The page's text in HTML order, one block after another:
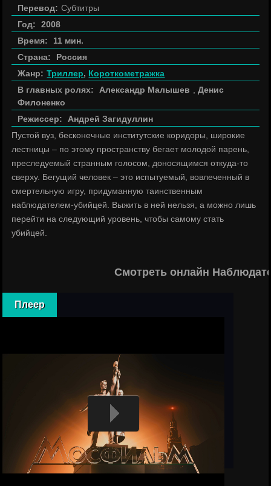
Перевод: Субтитры
Год:
2008
Время:
11 мин.
Страна:
Россия
Жанр: Триллер, Короткометражка
В главных ролях:
Александр Малышев ,Денис
Филоненко
Режиссер:
Андрей Загидуллин
Пустой вуз, бесконечные институтские коридоры, широкие
лестницы – по этому пространству бегает молодой парень,
преследуемый странным голосом, доносящимся откуда-то
сверху. Бегущий человек – это испытуемый, вовлеченный в
смертельную игру, придуманную таинственным
наблюдателем-убийцей. Выжить в ней нельзя, а можно лишь
перейти на следующий уровень, чтобы самому стать
убийцей.
Смотреть онлайн
Плеер